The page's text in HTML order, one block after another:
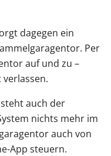
dagegen ein
Per
auf und zu –
auch der
nichts mehr im
auch von
App steuern.